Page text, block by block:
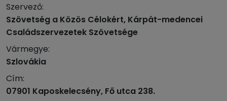
Szervező:
Szövetség a Közös Célokért, Kárpát-medencei
Családszervezetek Szövetsége
Vármegye:
Szlovákia
Cím:
07901 Kaposkelecsény, Fő utca 238.